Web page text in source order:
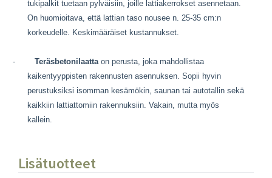
tukipalkit tuetaan pylväisiin, joille lattiakerrokset asennetaan.
On huomioitava, että lattian taso nousee n. 25-35 cm:n
korkeudelle. Keskimääräiset kustannukset.
- Teräsbetonilaatta on perusta, joka mahdollistaa
kaikentyyppisten rakennusten asennuksen. Sopii hyvin
perustuksiksi isomman kesämökin, saunan tai autotallin sekä
kaikkiin lattiattomiin rakennuksiin. Vakain, mutta myös
kallein.
Lisätuotteet